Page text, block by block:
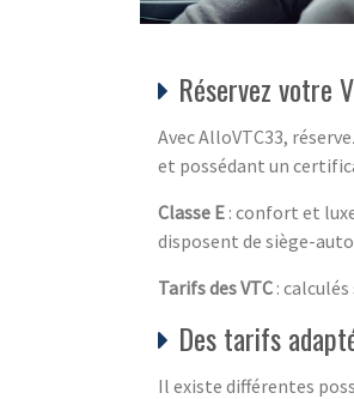
Réservez votre
Avec AlloVTC33,
et possédant un
Classe E : confort et
disposent de siège-
Tarifs des VTC :
Des tarifs
Il existe différentes